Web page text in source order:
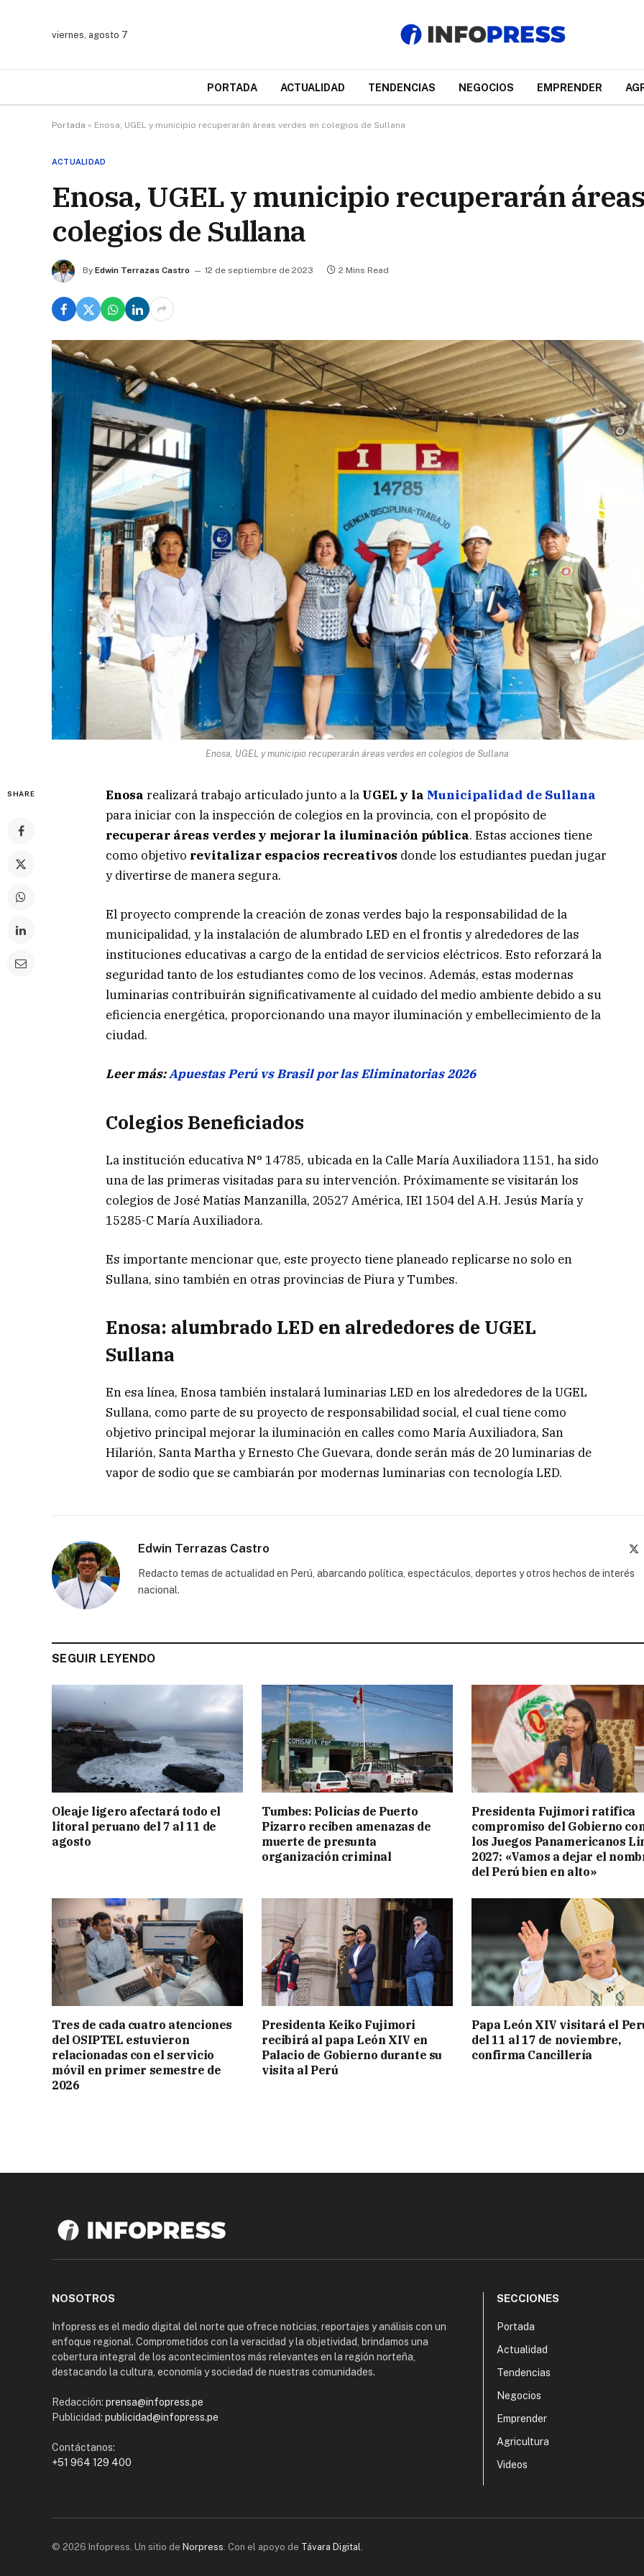
viernes, agosto 7
PORTADA ACTUALIDAD TENDENCIAS NEGOCIOS EMPRENDER
Portada » Enosa, UGEL y municipio recuperarán áreas verdes en colegios de Sullana
ACTUALIDAD
Enosa, UGEL y municipio recuperarán
colegios de Sullana
By Edwin Terrazas Castro 12 de septiembre de 2023 2 Mins Read
Enosa, UGEL y municipio recuperarán áreas verdes en colegios de Sullana
SHARE Enosa realizará trabajo articulado junto a la UGEL y la Municipalidad de Sullana
para iniciar con la inspección de colegios en la provincia, con el propósito de
recuperar áreas verdes y mejorar la iluminación pública. Estas acciones tiene
como objetivo revitalizar espacios recreativos donde los estudiantes puedan jugar
y divertirse de manera segura.
El proyecto comprende la creación de zonas verdes bajo la responsabilidad de la
municipalidad, y la instalación de alumbrado LED en el frontis y alrededores de las
instituciones educativas a cargo de la entidad de servicios eléctricos. Esto reforzará la
seguridad tanto de los estudiantes como de los vecinos. Además, estas modernas
luminarias contribuirán significativamente al cuidado del medio ambiente debido a su
eficiencia energética, proporcionando una mayor iluminación y embellecimiento de la
ciudad.
Leer más:Apuestas Perú vs Brasil por las Eliminatorias 2026
Colegios Beneficiados
La institución educativa N° 14785, ubicada en la Calle María Auxiliadora 1151, ha sido
una de las primeras visitadas para su intervención. Próximamente se visitarán los
colegios de José Matías Manzanilla, 20527 América, IEI 1504 del A.H. Jesús María y
15285-C María Auxiliadora.
Es importante mencionar que, este proyecto tiene planeado replicarse no solo en
Sullana, sino también en otras provincias de Piura y Tumbes.
Enosa: alumbrado LED en alrededores de UGEL
Sullana
En esa línea, Enosa también instalará luminarias LED en los alrededores de la UGEL
Sullana, como parte de su proyecto de responsabilidad social, el cual tiene como
objetivo principal mejorar la iluminación en calles como María Auxiliadora, San
Hilarión, Santa Martha y Ernesto Che Guevara, donde serán más de 20 luminarias de
vapor de sodio que se cambiarán por modernas luminarias con tecnología LED.
Edwin Terrazas Castro
Redacto temas de actualidad en Perú, abarcando política, espectáculos, deportes y otros hechos de interés
nacional.
SEGUIR LEYENDO
Oleaje ligero afectará todo el
litoral peruano del 7 al 11 de
agosto
Tumbes: Policías de Puerto
Pizarro reciben amenazas de
muerte de presunta
organización criminal
Presidenta Fujimori ratifica
compromiso del Gobierno
los Juegos Panamericanos
2027: «Vamos a dejar el
del Perú bien en alto»
Tres de cada cuatro atenciones
del OSIPTEL estuvieron
relacionadas con el servicio
móvil en primer semestre de
2026
Presidenta Keiko Fujimori
recibirá al papa León XIV en
Palacio de Gobierno durante su
visita al Perú
Papa León XIV visitará el
del 11 al 17 de noviembre,
confirma Cancillería
NOSOTROS
Infopress es el medio digital del norte que ofrece noticias, reportajes y análisis con un
enfoque regional. Comprometidos con la veracidad y la objetividad, brindamos una
cobertura integral de los acontecimientos más relevantes en la región norteña,
destacando la cultura, economía y sociedad de nuestras comunidades.
Redacción: prensa@infopress.pe
Publicidad: publicidad@infopress.pe
Contáctanos:
+51 964 129 400
SECCIONES
Portada
Actualidad
Tendencias
Negocios
Emprender
Agricultura
Videos
© 2026 Infopress. Un sitio de Norpress . Con el apoyo de Távara Digital